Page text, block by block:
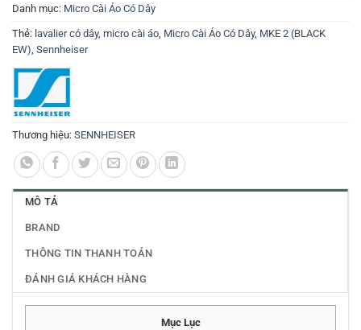
Danh mục: Micro Cài Áo Có Dây
Thẻ: lavalier có dây, micro cài áo Micro Cài Áo Có Dây, MKE 2 (BLACK
EW) Sennheiser
Thương hiệu: SENNHEISER
MÔ TẢ
BRAND
THÔNG TIN THANH TOÁN
ĐÁNH GIÁ KHÁCH HÀNG
Mục Lục